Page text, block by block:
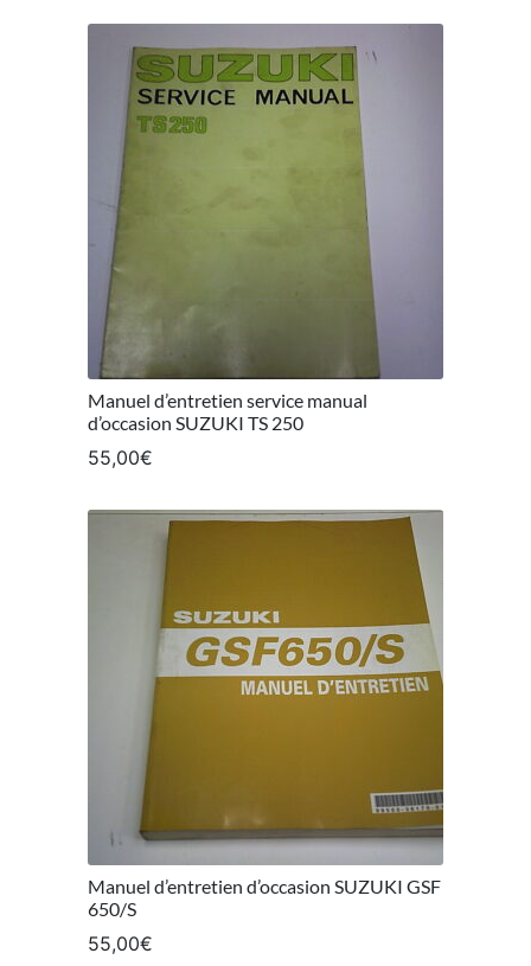
Manuel d’entretien service manual
d’occasion SUZUKI TS 250
55,00€
Manuel d’entretien d’occasion SUZUKI GSF
650/S
55,00€